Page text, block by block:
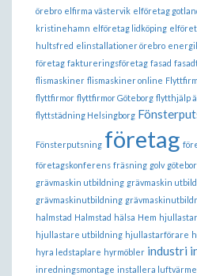
örebro elfirma västervik elföretag
kristinehamn elföretag lidköping
hultsfred elinstallationer örebro
företag faktureringsföretag fasad
flismaskiner flismaskiner online
flyttfirmor flyttfirmor Göteborg flytthjälp
flyttstädning Helsingborg
Fönsterputsning företag
företagskonferens fräsning golv
grävmaskin utbildning grävmaskin
grävmaskinutbildning
halmstad Halmstad hälsa Hem
hjullastare utbildning hjullastarförare
hyra ledstaplare hyrmöbler industri
inredningsmontage installera